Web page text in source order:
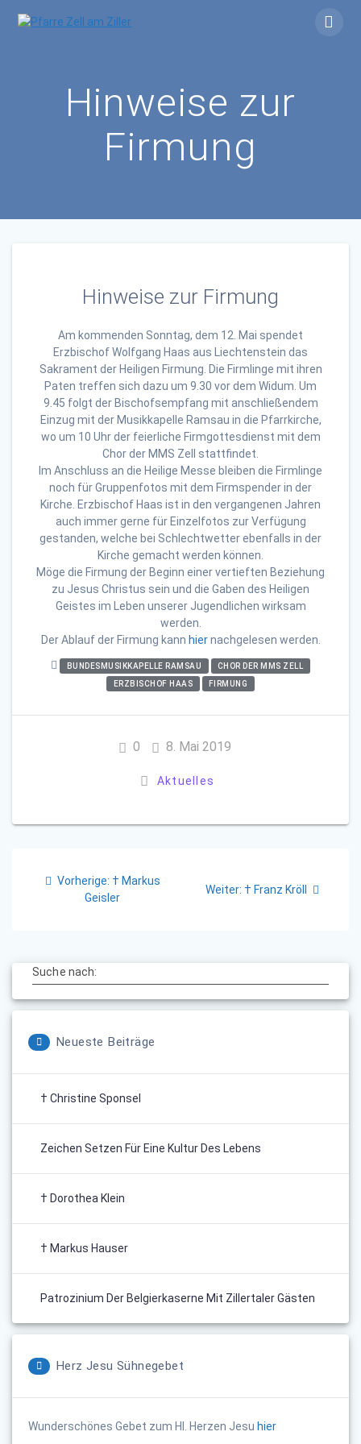
Hinweise zur
Firmung
Hinweise zur Firmung
Am kommenden Sonntag, dem 12. Mai spendet
Erzbischof Wolfgang Haas aus Liechtenstein das
Sakrament der Heiligen Firmung. Die Firmlinge mit ihren
Paten treffen sich dazu um 9.30 vor dem Widum. Um
9.45 folgt der Bischofsempfang mit anschließendem
Einzug mit der Musikkapelle Ramsau in die Pfarrkirche,
wo um 10 Uhr der feierliche Firmgottesdienst mit dem
Chor der MMS Zell stattfindet.
Im Anschluss an die Heilige Messe bleiben die Firmlinge
noch für Gruppenfotos mit dem Firmspender in der
Kirche. Erzbischof Haas ist in den vergangenen Jahren
auch immer gerne für Einzelfotos zur Verfügung
gestanden, welche bei Schlechtwetter ebenfalls in der
Kirche gemacht werden können.
Möge die Firmung der Beginn einer vertieften Beziehung
zu Jesus Christus sein und die Gaben des Heiligen
Geistes im Leben unserer Jugendlichen wirksam
werden.
Der Ablauf der Firmung kann hiernachgelesen werden.
BUNDESMUSIKKAPELLE RAMSAU
CHOR DER MMS ZELL
ERZBISCHOF HAAS
FIRMUNG
0 8. Mai 2019
Aktuelles
Vorherige: Vorheriger
Beitrag:
† Markus
Geisler
Weiter: Nächster
† Franz Kröll
Suche nach:
Neueste Beiträge
† Christine Sponsel
Zeichen Setzen Für Eine Kultur Des Lebens
† Dorothea Klein
† Markus Hauser
Patrozinium Der Belgierkaserne Mit Zillertaler Gästen
Herz Jesu Sühnegebet
Wunderschönes Gebet zum Hl. Herzen Jesu hier